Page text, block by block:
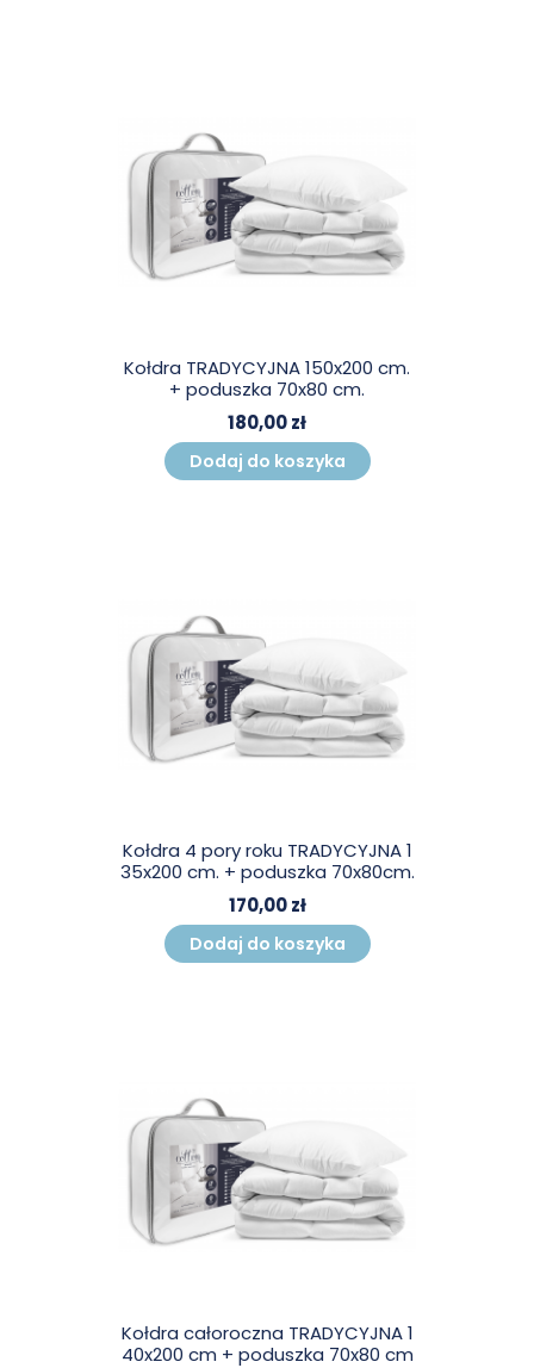
Kołdra TRADYCYJNA 150x200 cm.
+ poduszka 70x80 cm.
180,00 zł
Dodaj do koszyka
Kołdra 4 pory roku TRADYCYJNA 1
35x200 cm. + poduszka 70x80cm.
170,00 zł
Dodaj do koszyka
Kołdra całoroczna TRADYCYJNA 1
40x200 cm + poduszka 70x80 cm